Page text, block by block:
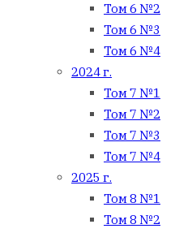
Том 6 №2
Том 6 №3
Том 6 №4
2024 г.
Том 7 №1
Том 7 №2
Том 7 №3
Том 7 №4
2025 г.
Том 8 №1
Том 8 №2